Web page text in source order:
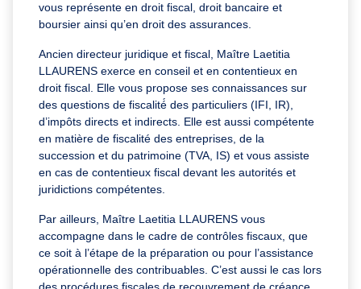
vous représente en droit fiscal, droit bancaire et
boursier ainsi qu’en droit des assurances.
Ancien directeur juridique et fiscal, Maître Laetitia
LLAURENS exerce en conseil et en contentieux en
droit fiscal. Elle vous propose ses connaissances sur
des questions de fiscalité́ des particuliers (IFI, IR),
d’impôts directs et indirects. Elle est aussi compétente
en matière de fiscalité des entreprises, de la
succession et du patrimoine (TVA, IS) et vous assiste
en cas de contentieux fiscal devant les autorités et
juridictions compétentes.
Par ailleurs, Maître Laetitia LLAURENS vous
accompagne dans le cadre de contrôles fiscaux, que
ce soit à l’étape de la préparation ou pour l’assistance
opérationnelle des contribuables. C’est aussi le cas lors